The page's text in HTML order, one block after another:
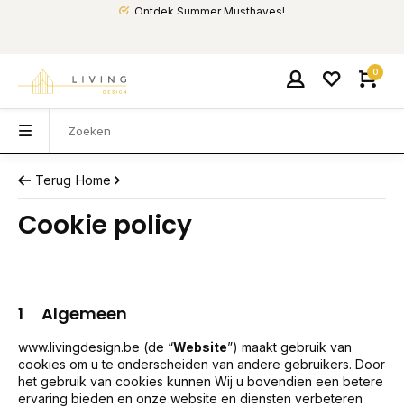
Ontdek Summer Musthaves!
0
Terug Home
Cookie policy
1 Algemeen
www.livingdesign.be (de “Website”) maakt gebruik van
cookies om u te onderscheiden van andere gebruikers. Door
het gebruik van cookies kunnen Wij u bovendien een betere
ervaring bieden en onze website en diensten verbeteren